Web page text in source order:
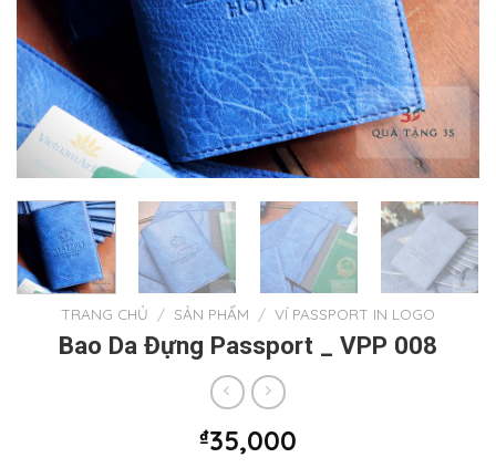
TRANG CHỦ / SẢN PHẨM / VÍ PASSPORT IN LOGO
Bao Da Đựng Passport _ VPP 008
₫35,000